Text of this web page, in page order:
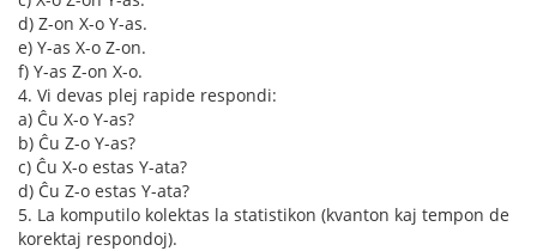
d) Z-on X-o Y-as.
e) Y-as X-o Z-on.
f) Y-as Z-on X-o.
4. Vi devas plej rapide respondi:
a) Ĉu X-o Y-as?
b) Ĉu Z-o Y-as?
c) Ĉu X-o estas Y-ata?
d) Ĉu Z-o estas Y-ata?
5. La komputilo kolektas la statistikon (kvanton kaj tempon de
korektaj respondoj).